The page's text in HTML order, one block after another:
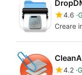
4.6
Creare
4.2